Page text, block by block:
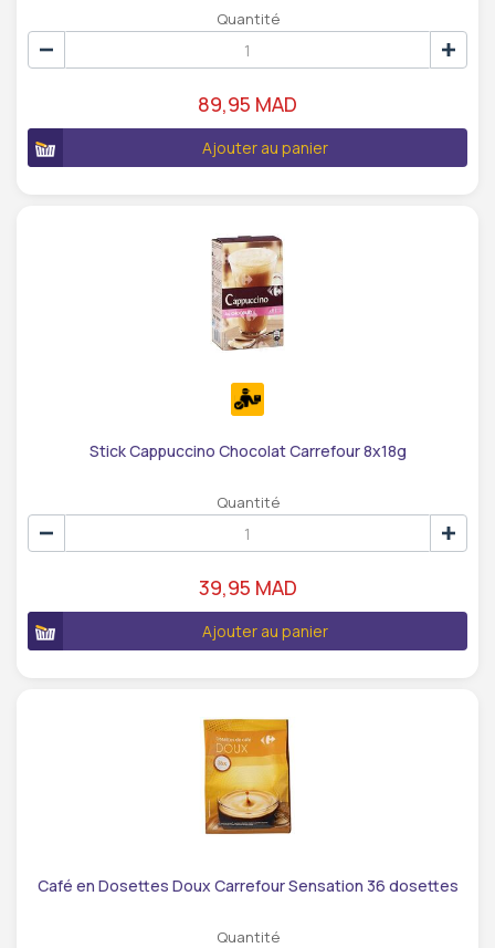
Quantité
89,95 MAD
Ajouter au panier
Stick Cappuccino Chocolat Carrefour 8x18g
Quantité
39,95 MAD
Ajouter au panier
Café en Dosettes Doux Carrefour Sensation 36 dosettes
Quantité